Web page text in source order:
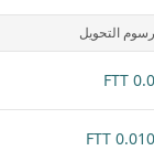
رسوم التحويل
0.0 FTT
0.010 FTT